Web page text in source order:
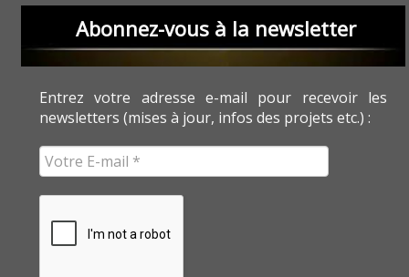
Abonnez-vous à la newsletter
Entrez votre adresse e-mail pour recevoir les
newsletters (mises à jour, infos des projets etc.) :